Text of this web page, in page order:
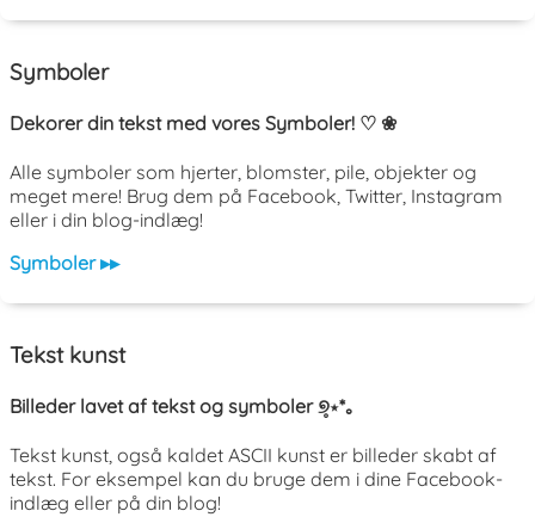
Symboler
Dekorer din tekst med vores Symboler! ♡ ❀
Alle symboler som hjerter, blomster, pile, objekter og
meget mere! Brug dem på Facebook, Twitter, Instagram
eller i din blog-indlæg!
Symboler ▸▸
Tekst kunst
Billeder lavet af tekst og symboler ୭̥⋆*｡
Tekst kunst, også kaldet ASCII kunst er billeder skabt af
tekst. For eksempel kan du bruge dem i dine Facebook-
indlæg eller på din blog!